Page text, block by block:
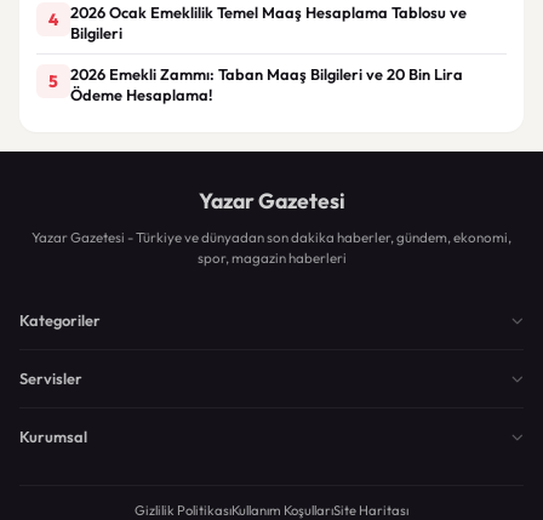
4
2026 Ocak Emeklilik Temel Maaş Hesaplama Tablosu ve
Bilgileri
5
2026 Emekli Zammı: Taban Maaş Bilgileri ve 20 Bin Lira
Ödeme Hesaplama!
Yazar Gazetesi
Yazar Gazetesi - Türkiye ve dünyadan son dakika haberler, gündem, ekonomi,
spor, magazin haberleri
Kategoriler
Servisler
Kurumsal
Gizlilik PolitikasıKullanım KoşullarıSite Haritası